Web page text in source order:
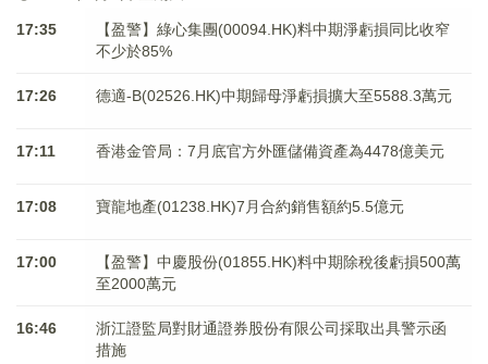
17:35
【盈警】綠心集團(00094.HK)料中期淨虧損同比收窄
不少於85%
17:26 德適-B(02526.HK)中期歸母淨虧損擴大至5588.3萬元
17:11 香港金管局：7月底官方外匯儲備資產為4478億美元
17:08 寶龍地產(01238.HK)7月合約銷售額約5.5億元
17:00
【盈警】中慶股份(01855.HK)料中期除稅後虧損500萬
至2000萬元
16:46
浙江證監局對財通證券股份有限公司採取出具警示函
措施